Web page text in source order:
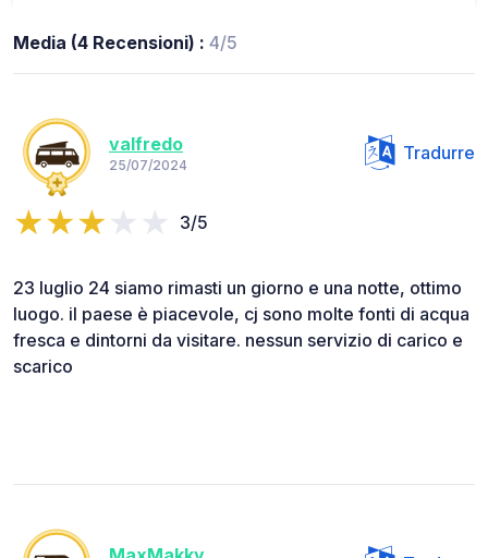
Media (4 Recensioni) : 4/5
valfredo
25/07/2024
Tradurre
3/5
23 luglio 24 siamo rimasti un giorno e una notte, ottimo
luogo. il paese è piacevole, cj sono molte fonti di acqua
fresca e dintorni da visitare. nessun servizio di carico e
scarico